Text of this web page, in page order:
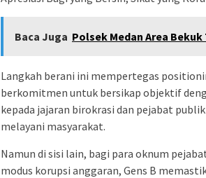
Baca Juga Polsek Medan Area
​Langkah berani ini mempertegas
berkomitmen untuk bersikap objektif
kepada jajaran birokrasi dan pejabat
melayani masyarakat.
​Namun di sisi lain, bagi para oknum
modus korupsi anggaran, Gens B